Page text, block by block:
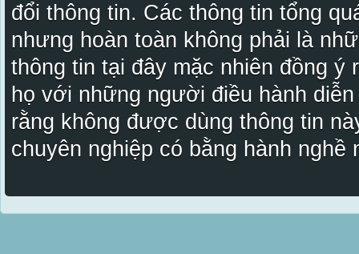
đổi thông tin. Các thông tin tổng
nhưng hoàn toàn không phải là
thông tin tại đây mặc nhiên đồng ý
họ với những người điều hành
rằng không được dùng thông tin
chuyên nghiệp có bằng hành